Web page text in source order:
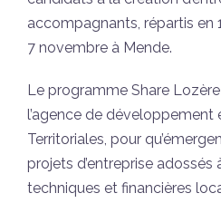
accompagnants, répartis en
7 novembre à Mende.
Le programme Share
l’agence de développement
Territoriales, pour
projets d’entreprise adossés
techniques et financières